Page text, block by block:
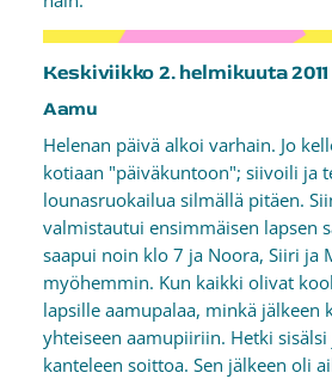
Keskiviikko 2. helmikuuta 2011
Aamu
Helenan päivä alkoi varhain. Jo
kotiaan "päiväkuntoon"; siivoili ja
lounasruokailua silmällä pitäen.
valmistautui ensimmäisen lapsen
saapui noin klo 7 ja Noora, Siiri ja
myöhemmin. Kun kaikki olivat
lapsille aamupalaa, minkä jälkeen
yhteiseen aamupiiriin. Hetki
kanteleen soittoa. Sen jälkeen oli